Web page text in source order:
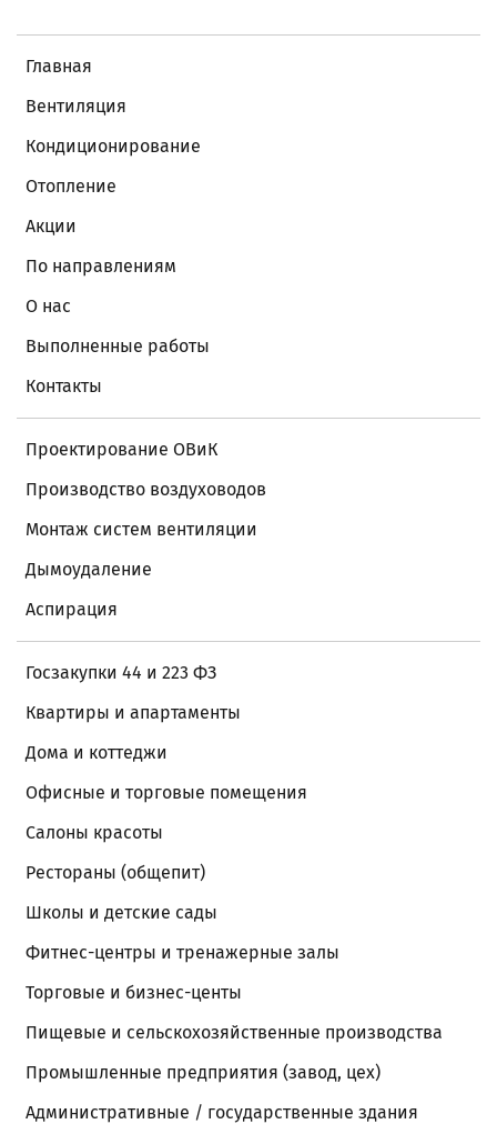
Главная
Вентиляция
Кондиционирование
Отопление
Акции
По направлениям
О нас
Выполненные работы
Контакты
Проектирование ОВиК
Производство воздуховодов
Монтаж систем вентиляции
Дымоудаление
Аспирация
Госзакупки 44 и 223 ФЗ
Квартиры и апартаменты
Дома и коттеджи
Офисные и торговые помещения
Салоны красоты
Рестораны (общепит)
Школы и детские сады
Фитнес-центры и тренажерные залы
Торговые и бизнес-центы
Пищевые и сельскохозяйственные производства
Промышленные предприятия (завод, цех)
Административные / государственные здания